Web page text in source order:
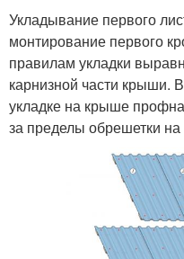
Укладывание первого
монтирование первого
правилам укладки
карнизной части крыши.
укладке на крыше
за пределы обрешетки